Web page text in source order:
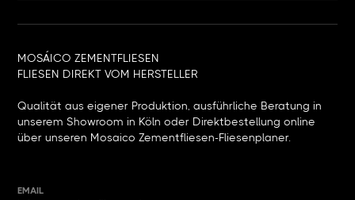
MOSÁICO ZEMENTFLIESEN
FLIESEN DIREKT VOM HERSTELLER
Qualität aus eigener Produktion, ausführliche Beratung in
unserem Showroom in Köln oder Direktbestellung online
über unseren Mosaico Zementfliesen-Fliesenplaner.
EMAIL